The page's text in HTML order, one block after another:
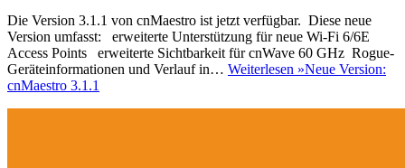
Die Version 3.1.1 von cnMaestro ist jetzt verfügbar. Diese neue
Version umfasst: erweiterte Unterstützung für neue Wi-Fi 6/6E
Access Points erweiterte Sichtbarkeit für cnWave 60 GHz Rogue-
Geräteinformationen und Verlauf in… Weiterlesen »Neue Version:
cnMaestro 3.1.1